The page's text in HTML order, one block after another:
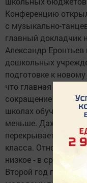
Конференцию
с музыкально-
главный докладчик
Александр
дошкольных
подготовке к
что главная и
сокращение
школах обучалось
меньше. Даже
перекрывает
класса. Отношение
низкое - в среднем
Второй год подряд